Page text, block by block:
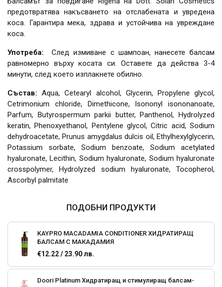
ПОДОБНИ ПРОДУКТИ
KAYPRO MACADAMIA CONDITIONER ХИДРАТИРАЩ
БАЛСАМ С МАКАДАМИЯ
€12.22 / 23.90 лв.
Doori Platinum Хидратиращ и стимулиращ балсам-
предотвратява накъсването на отслабената и увредена
коса. Гарантира мека, здрава и устойчива на увреждане
коса.
Употреба:След измиване с шампоан, нанесете балсам
равномерно върху косата си. Оставете да действа 3-4
минути, след което изплакнете обилно.
Състав:Aqua, Cetearyl alcohol, Glycerin, Propylene glycol,
Cetrimonium chloride, Dimethicone, Isononyl isononanoate,
Parfum, Butyrospermum parkii butter, Panthenol, Hydrolyzed
keratin, Phenoxyethanol, Pentylene glycol, Citric acid, Sodium
dehydroacetate, Prunus amygdalus dulcis oil, Ethylhexylglycerin,
Potassium sorbate, Sodium benzoate, Sodium acetylated
hyaluronate, Lecithin, Sodium hyaluronate, Sodium hyaluronate
crosspolymer, Hydrolyzed sodium hyaluronate, Tocopherol,
Ascorbyl palmitate